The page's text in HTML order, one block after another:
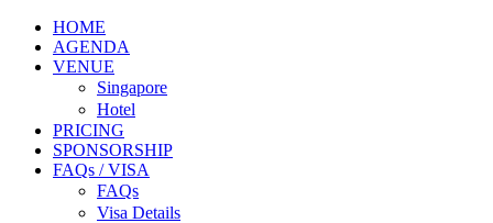
HOME
AGENDA
VENUE
Singapore
Hotel
PRICING
SPONSORSHIP
FAQs / VISA
FAQs
Visa Details